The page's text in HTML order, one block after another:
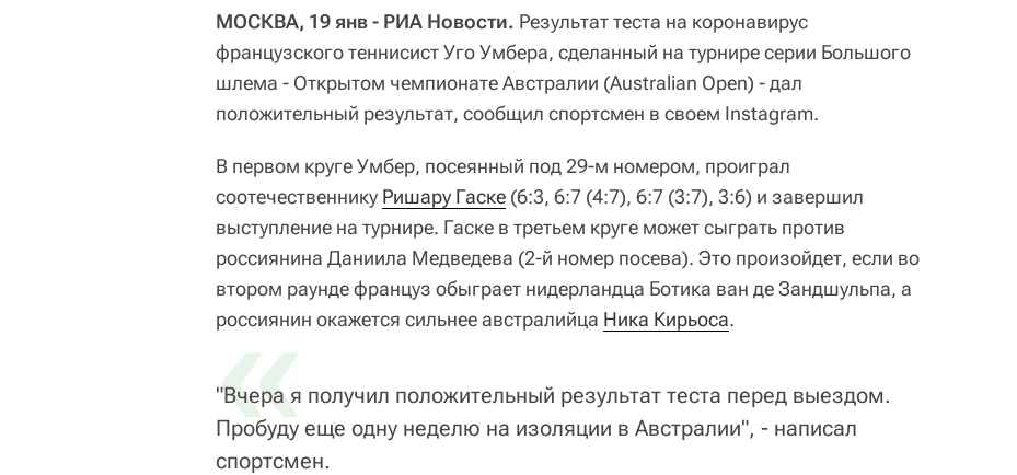
МОСКВА, 19 янв - РИА Новости. Результат теста на коронавирус
французского теннисист Уго Умбера, сделанный на турнире серии Большого
шлема - Открытом чемпионате Австралии (Australian Open) - дал
положительный результат, сообщил спортсмен в своем Instagram.
В первом круге Умбер, посеянный под 29-м номером, проиграл
соотечественнику Ришару Гаске (6:3, 6:7 (4:7), 6:7 (3:7), 3:6) и завершил
выступление на турнире. Гаске в третьем круге может сыграть против
россиянина Даниила Медведева (2-й номер посева). Это произойдет, если во
втором раунде француз обыграет нидерландца Ботика ван де Зандшульпа, а
россиянин окажется сильнее австралийца Ника Кирьоса.
«
"Вчера я получил положительный результат теста перед выездом.
Пробуду еще одну неделю на изоляции в Австралии", - написал
спортсмен.